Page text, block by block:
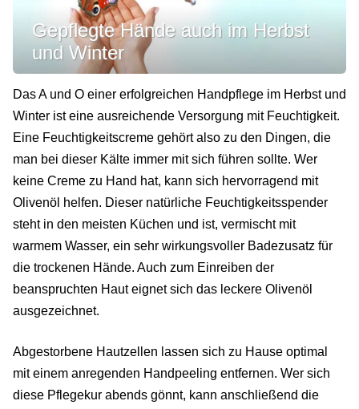
Gepflegte Hände auch im Herbst
und Winter
Das A und O einer erfolgreichen Handpflege im Herbst und
Winter ist eine ausreichende Versorgung mit Feuchtigkeit.
Eine Feuchtigkeitscreme gehört also zu den Dingen, die
man bei dieser Kälte immer mit sich führen sollte. Wer
keine Creme zu Hand hat, kann sich hervorragend mit
Olivenöl helfen. Dieser natürliche Feuchtigkeitsspender
steht in den meisten Küchen und ist, vermischt mit
warmem Wasser, ein sehr wirkungsvoller Badezusatz für
die trockenen Hände. Auch zum Einreiben der
beanspruchten Haut eignet sich das leckere Olivenöl
ausgezeichnet.
Abgestorbene Hautzellen lassen sich zu Hause optimal
mit einem anregenden Handpeeling entfernen. Wer sich
diese Pflegekur abends gönnt, kann anschließend die